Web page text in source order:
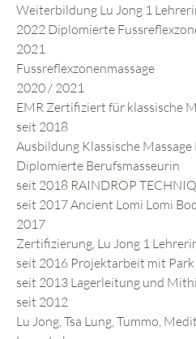
Weiterbildung Lu Jong 1
2022 Diplomierte
2021
Fussreflexzonenmassage
2020 / 2021
EMR Zertifiziert für klassische
seit 2018
Ausbildung Klassische
Diplomierte Berufsmasseurin
seit 2018 RAINDROP
seit 2017 Ancient Lomi Lomi
2017
Zertifizierung, Lu Jong 1
seit 2016 Projektarbeit mit
seit 2013 Lagerleitung und
seit 2012
Lu Jong, Tsa Lung, Tummo,